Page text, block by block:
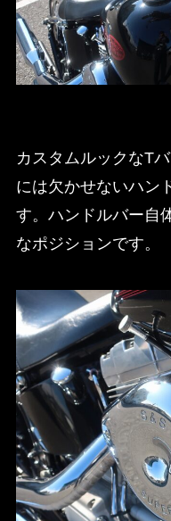
カスタムルックなT
には欠かせないハン
す。ハンドルバー自
なポジションです。